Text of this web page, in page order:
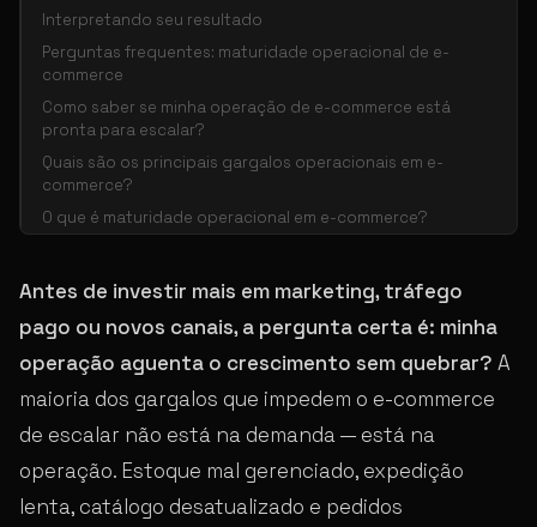
Interpretando seu resultado
Perguntas frequentes: maturidade operacional de e-
commerce
Como saber se minha operação de e-commerce está
pronta para escalar?
Quais são os principais gargalos operacionais em e-
commerce?
O que é maturidade operacional em e-commerce?
Antes de investir mais em marketing, tráfego
pago ou novos canais, a pergunta certa é: minha
operação aguenta o crescimento sem quebrar? A
maioria dos gargalos que impedem o e-commerce
de escalar não está na demanda — está na
operação. Estoque mal gerenciado, expedição
lenta, catálogo desatualizado e pedidos